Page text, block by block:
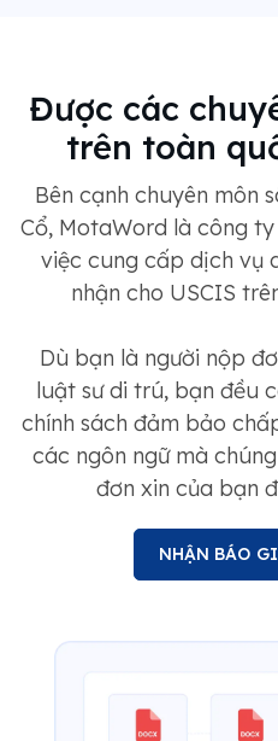
Được các
trên toàn
Bên cạnh chuyên môn
Cổ, MotaWord là công
việc cung cấp dịch vụ
nhận cho USCIS
Dù bạn là người nộp
luật sư di trú, bạn đều
chính sách đảm bảo
các ngôn ngữ mà
đơn xin của bạn
NHẬN BÁO